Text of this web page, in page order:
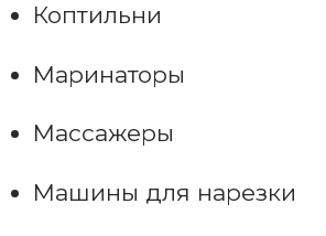
Коптильни
Маринаторы
Массажеры
Машины для нарезки